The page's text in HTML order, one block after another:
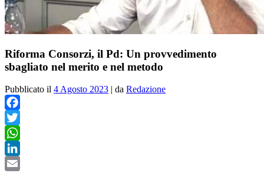
Riforma Consorzi, il Pd: Un provvedimento
sbagliato nel merito e nel metodo
Pubblicato il 4 Agosto 2023 | da Redazione
Facebook
Twitter
WhatsApp
LinkedIn